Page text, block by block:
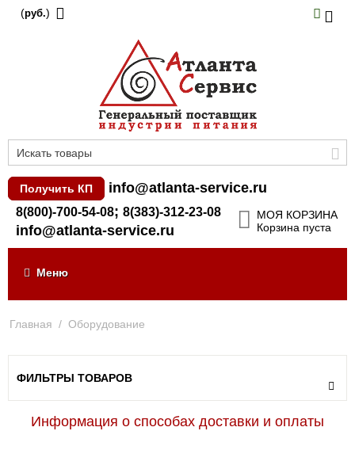
(руб.)
Получить КП info@atlanta-service.ru
8(800)-700-54-08; 8(383)-312-23-08
info@atlanta-service.ru
МОЯ КОРЗИНА
Корзина пуста
Меню
Главная / Оборудование
ФИЛЬТРЫ ТОВАРОВ
Информация о способах доставки и оплаты